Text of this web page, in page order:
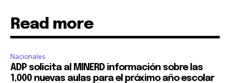
Read more
Nacionales
ADP solicita al MINERD información sobre las
1,000 nuevas aulas para el próximo año escolar